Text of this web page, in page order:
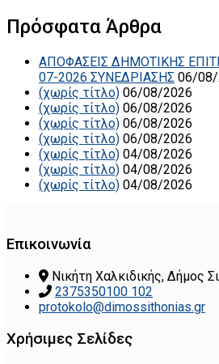
Πρόσφατα Άρθρα
ΑΠΟΦΑΣΕΙΣ ΔΗΜΟΤΙΚΗΣ
07-2026 ΣΥΝΕΔΡΙΑΣΗΣ 06/08/
(χωρίς τίτλο) 06/08/2026
(χωρίς τίτλο) 06/08/2026
(χωρίς τίτλο) 06/08/2026
(χωρίς τίτλο) 06/08/2026
(χωρίς τίτλο) 04/08/2026
(χωρίς τίτλο) 04/08/2026
(χωρίς τίτλο) 04/08/2026
Επικοινωνία
Νικήτη Χαλκιδικής, Δήμος
2375350100 102
protokolo@dimossithonias.gr
Χρήσιμες Σελίδες